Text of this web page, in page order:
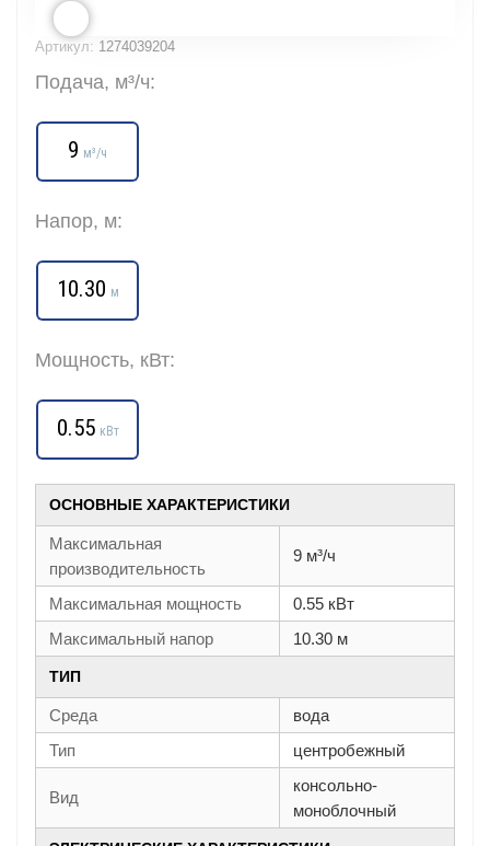
Артикул: 1274039204
Подача, м³/ч:
9 м³/ч
Напор, м:
10.30 м
Мощность, кВт:
0.55 кВт
ОСНОВНЫЕ ХАРАКТЕРИСТИКИ
Максимальная
производительность
9 м³/ч
Максимальная мощность
0.55 кВт
Максимальный напор
10.30 м
ТИП
Среда
вода
Тип
центробежный
Вид
консольно-
моноблочный